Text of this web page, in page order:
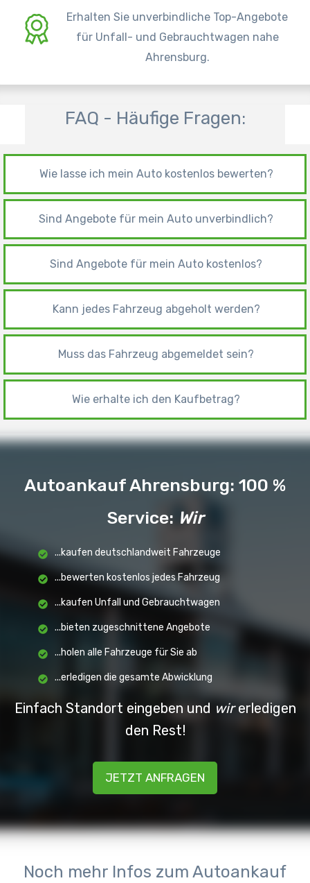
Erhalten Sie unverbindliche Top-Angebote
für Unfall- und Gebrauchtwagen nahe
Ahrensburg.
FAQ - Häufige Fragen:
Wie lasse ich mein Auto kostenlos bewerten?
Sind Angebote für mein Auto unverbindlich?
Sind Angebote für mein Auto kostenlos?
Kann jedes Fahrzeug abgeholt werden?
Muss das Fahrzeug abgemeldet sein?
Wie erhalte ich den Kaufbetrag?
Autoankauf Ahrensburg: 100 %
Service: Wir
...kaufen deutschlandweit Fahrzeuge
...bewerten kostenlos jedes Fahrzeug
...kaufen Unfall und Gebrauchtwagen
...bieten zugeschnittene Angebote
...holen alle Fahrzeuge für Sie ab
...erledigen die gesamte Abwicklung
Einfach Standort eingeben und wirerledigen
den Rest!
JETZT ANFRAGEN
Noch mehr Infos zum Autoankauf